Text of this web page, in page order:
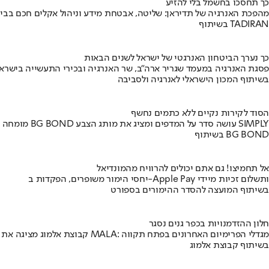
כך תחסכו בחשמל בלי להזיע
מהפכת האנרגיה של תדיראן: שליטה, אבטחת מידע וניהול אקלים חכם
בשיתוף TADIRAN
כך נערך הביטחון האנרגטי של ישראל לשנים הבאות
פסגת האנרגיה במעמד שגריר ארה"ב, שר האנרגיה ובכירי התעשייה
בשיתוף המכון הישראלי לאנרגיה ולסביבה
הסוד לקירות נקיים ללא כתמים נחשף
מומחה BG BOND עושה סדר על המדפים ומציג את מותג הצבע SIMPLY
בשיתוף BG BOND
אל תחמיצו! גם אתם יכולים להרוויח מהמונדיאל
יחסי הימור משופרים, הפקדות ב-Apple Pay ותשלום זכיות מיידי
בשיתוף המועצה להסדר ההימורים בספורט
חלון ההזדמנויות בכפר גנים נסגר
קבוצת אלמוג מציגה את פרויקט MALA: מגדלי הפרימיום האחרונים בפתח תקווה
בשיתוף קבוצת אלמוג